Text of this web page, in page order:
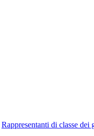
Rappresentanti di classe dei